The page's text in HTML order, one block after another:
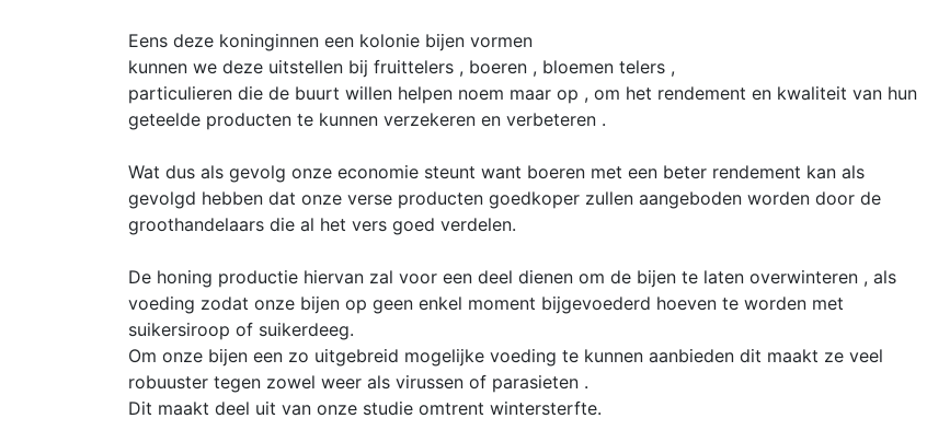
Eens deze koninginnen een kolonie bijen vormen
kunnen we deze uitstellen bij fruittelers , boeren , bloemen telers ,
particulieren die de buurt willen helpen noem maar op , om het rendement en kwaliteit van hun
geteelde producten te kunnen verzekeren en verbeteren .
Wat dus als gevolg onze economie steunt want boeren met een beter rendement kan als
gevolgd hebben dat onze verse producten goedkoper zullen aangeboden worden door de
groothandelaars die al het vers goed verdelen.
De honing productie hiervan zal voor een deel dienen om de bijen te laten overwinteren , als
voeding zodat onze bijen op geen enkel moment bijgevoederd hoeven te worden met
suikersiroop of suikerdeeg.
Om onze bijen een zo uitgebreid mogelijke voeding te kunnen aanbieden dit maakt ze veel
robuuster tegen zowel weer als virussen of parasieten .
Dit maakt deel uit van onze studie omtrent wintersterfte.